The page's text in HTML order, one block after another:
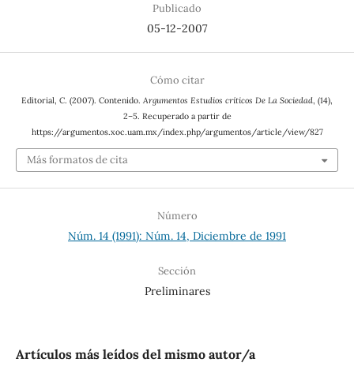
Publicado
05-12-2007
Cómo citar
Editorial, C. (2007). Contenido. Argumentos Estudios críticos De La Sociedad, (14),
2–5. Recuperado a partir de
https://argumentos.xoc.uam.mx/index.php/argumentos/article/view/827
Más formatos de cita
Número
Núm. 14 (1991): Núm. 14, Diciembre de 1991
Sección
Preliminares
Artículos más leídos del mismo autor/a